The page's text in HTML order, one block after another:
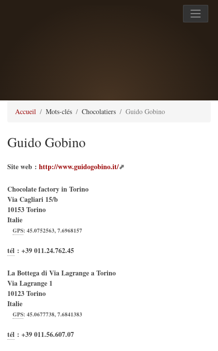
Accueil Mots-clés Chocolatiers Guido Gobino
Guido Gobino
Site web : http://www.guidogobino.it/
Chocolate factory in Torino
Via Cagliari 15/b
10153Torino
Italie
GPS:45.0752563,7.6968157
tél : +39 011.24.762.45
La Bottega di Via Lagrange a Torino
Via Lagrange 1
10123Torino
Italie
GPS:45.0677738,7.6841383
tél : +39 011.56.607.07